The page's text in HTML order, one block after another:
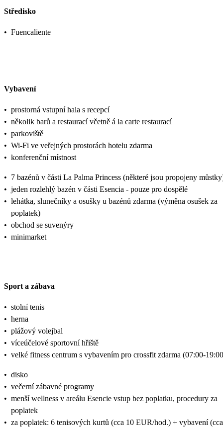
Středisko
• Fuencaliente
Vybavení
• prostorná vstupní hala s recepcí
• několik barů a restaurací včetně á la carte restaurací
• parkoviště
• Wi-Fi ve veřejných prostorách hotelu zdarma
• konferenční místnost
• 7 bazénů v části La Palma Princess (některé jsou propojeny
• jeden rozlehlý bazén v části Esencia - pouze pro dospělé
• lehátka, slunečníky a osušky u bazénů zdarma (výměna osušek za
poplatek)
• obchod se suvenýry
• minimarket
Sport a zábava
• stolní tenis
• herna
• plážový volejbal
• víceúčelové sportovní hřiště
• velké fitness centrum s vybavením pro crossfit zdarma (07:00-
• disko
• večerní zábavné programy
• menší wellness v areálu Esencie vstup bez poplatku, procedury za
poplatek
• za poplatek: 6 tenisových kurtů (cca 10 EUR/hod.) + vybavení